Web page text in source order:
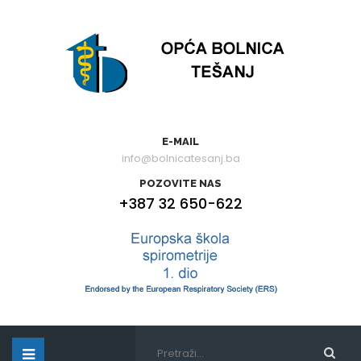
E-MAIL
info@bolnicatesanj.ba
POZOVITE NAS
+387 32 650-622